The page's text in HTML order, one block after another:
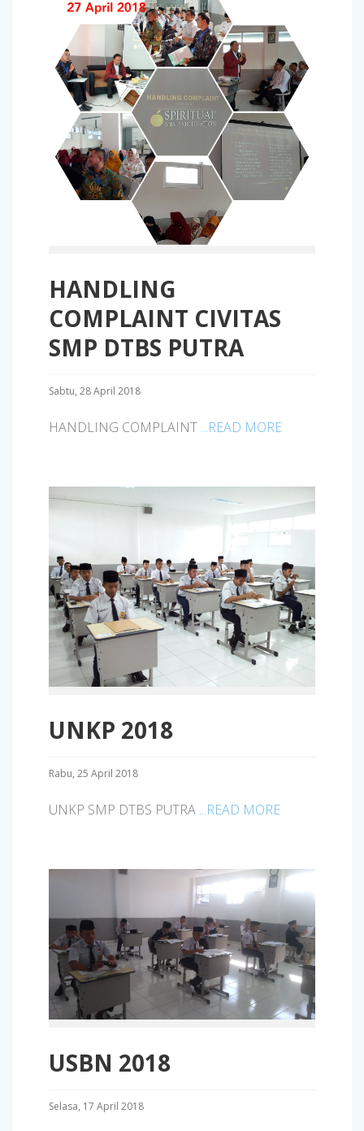
HANDLING
COMPLAINT CIVITAS
SMP DTBS PUTRA
Sabtu, 28 April 2018
HANDLING COMPLAINT ...READ MORE
UNKP 2018
Rabu, 25 April 2018
UNKP SMP DTBS PUTRA ...READ MORE
USBN 2018
Selasa, 17 April 2018